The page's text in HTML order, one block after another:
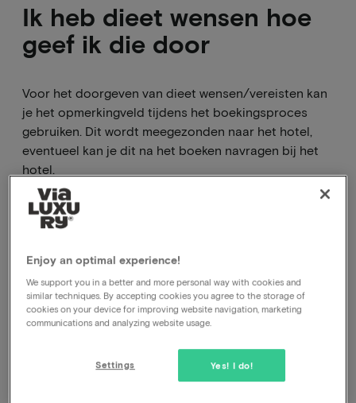
Hoe kan ik mijn boeking annuleren, bij het hotel of
Hoe werkt Pay later
Ik heb geboekt en betaald maar tot op heden nog
Boeking verplaatsen
Ik heb dieet wensen hoe
geef ik die door
Voor het doorgeven van dieet wensen/vereisten kan
je het opmerkingveld tijdens het boekingsproces
gebruiken. Dit wordt meegezonden naar het hotel,
eventueel kan je dit na het boeken navragen bij het
hotel.
Enjoy an optimal experience!
We support you in a better and more personal way with cookies and
similar techniques. By accepting cookies you agree to the storage of
cookies on your device for improving website navigation, marketing
communications and analyzing website usage.
Yes! I do!
Settings